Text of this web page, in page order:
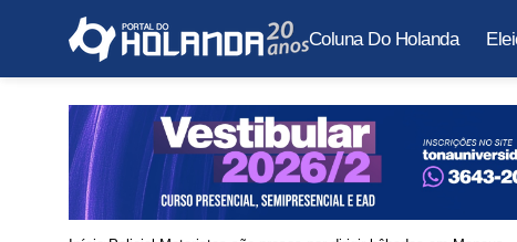
Coluna Do Holanda